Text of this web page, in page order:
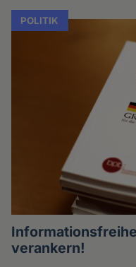
POLITIK
verankern!